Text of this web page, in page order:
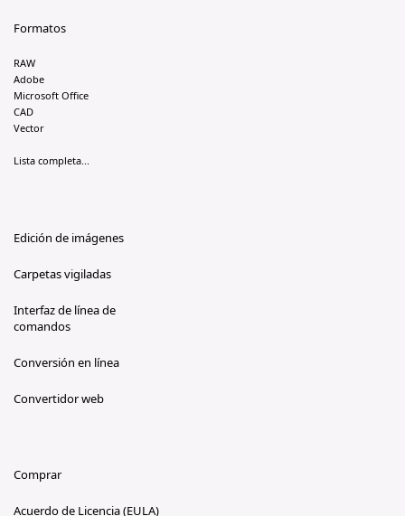
Formatos
RAW
Adobe
Microsoft Office
CAD
Vector
Lista completa...
Edición de imágenes
Carpetas vigiladas
Interfaz de línea de
comandos
Conversión en línea
Convertidor web
Comprar
Acuerdo de Licencia (EULA)